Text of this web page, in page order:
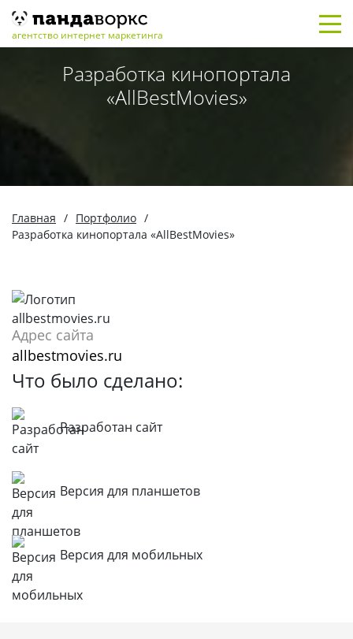
агентство интернет маркетинга
Разработка кинопортала
«AllBestMovies»
Главная / Портфолио /
Разработка кинопортала «AllBestMovies»
Адрес сайта
allbestmovies.ru
Что было сделано:
Разработан сайт
Версия для планшетов
Версия для мобильных